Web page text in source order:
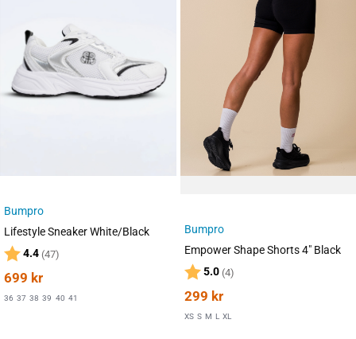
Bumpro
Lifestyle Sneaker White/Black
Karakter:
4.4 (47)
699 kr
36 37 38 39 40 41
Bumpro
Empower Shape Shorts 4″ Black
Karakter:
5.0(4)
299 kr
XS S M L XL